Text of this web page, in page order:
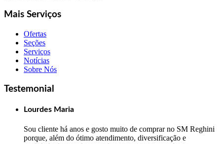
Mais Serviços
Ofertas
Seções
Serviços
Notícias
Sobre Nós
Testemonial
Lourdes Maria
Sou cliente há anos e gosto muito de comprar no SM Reghini
porque, além do ótimo atendimento, diversificação e